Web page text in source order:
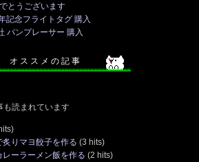
とうございます
記念フライトタグ 購入
パンプレーサー 購入
オ ス ス メ の 記 事
も読まれています
りマヨ餃子を作る (3 hits)
レーラーメン飯を作る (2 hits)